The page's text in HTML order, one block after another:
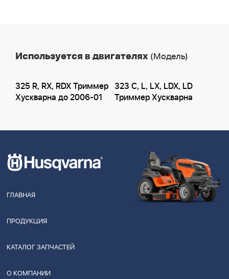
Используется в двигателях (Модель)
325 R, RX, RDX Триммер
Хускварна до 2006-01
323 C, L, LX, LDX, LD
Триммер Хускварна
ГЛАВНАЯ
ПРОДУКЦИЯ
КАТАЛОГ ЗАПЧАСТЕЙ
О КОМПАНИИ